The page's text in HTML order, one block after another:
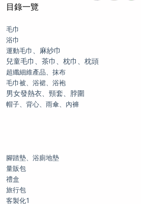
目錄一覽
毛巾
浴巾
運動毛巾
、麻紗巾
兒童毛巾、茶巾、枕巾、枕頭
超纖細維產品、抹布
毛巾被、浴裙、浴袍
男女發熱衣、頸套、脖圍
帽子、背心、雨傘、內褲
腳踏墊、浴廁地墊
量販包
禮盒
旅行包
客製化1